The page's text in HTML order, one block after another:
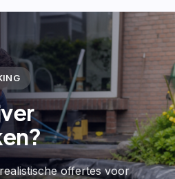
offertes voor